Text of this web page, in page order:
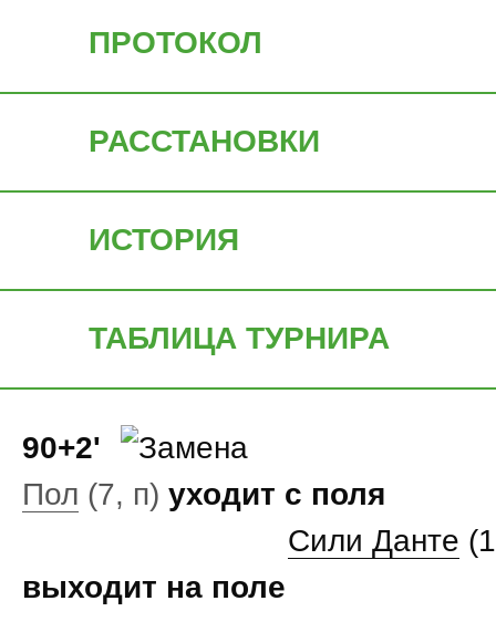
ПРОТОКОЛ
РАССТАНОВКИ
ИСТОРИЯ
ТАБЛИЦА ТУРНИРА
90+2'
Пол (7, п) уходит с поля
Сили Данте
выходит на поле